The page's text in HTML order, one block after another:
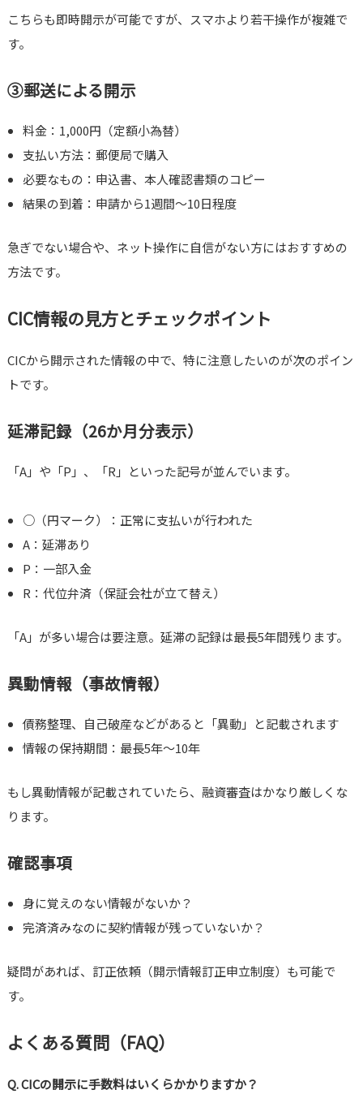
こちらも即時開示が可能ですが、スマホより若干操作が複雑で
す。
③郵送による開示
料金：1,000円（定額小為替）
支払い方法：郵便局で購入
必要なもの：申込書、本人確認書類のコピー
結果の到着：申請から1週間～10日程度
急ぎでない場合や、ネット操作に自信がない方にはおすすめの
方法です。
CIC情報の見方とチェックポイント
CICから開示された情報の中で、特に注意したいのが次のポイン
トです。
延滞記録（26か月分表示）
「A」や「P」、「R」といった記号が並んでいます。
○（円マーク）：正常に支払いが行われた
A：延滞あり
P：一部入金
R：代位弁済（保証会社が立て替え）
「A」が多い場合は要注意。延滞の記録は最長5年間残ります。
異動情報（事故情報）
債務整理、自己破産などがあると「異動」と記載されます
情報の保持期間：最長5年～10年
もし異動情報が記載されていたら、融資審査はかなり厳しくな
ります。
確認事項
身に覚えのない情報がないか？
完済済みなのに契約情報が残っていないか？
疑問があれば、訂正依頼（開示情報訂正申立制度）も可能で
す。
よくある質問（FAQ）
Q. CICの開示に手数料はいくらかかりますか？